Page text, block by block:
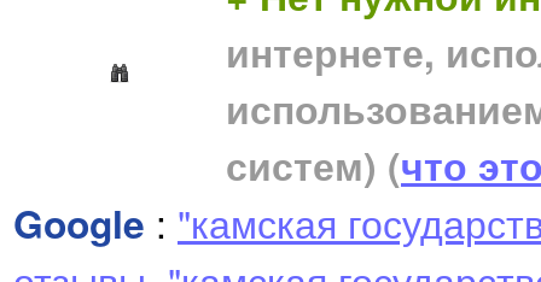
интернете,
систем) (что
Google : "камская